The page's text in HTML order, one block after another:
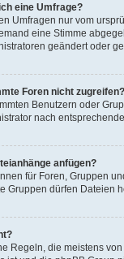
eine Umfrage?
Umfragen nur vom
eine Stimme
geändert oder
Foren nicht zugreifen?
Benutzern oder
nach
anfügen?
für Foren, Gruppen
Gruppen dürfen Dateien
Regeln, die meistens